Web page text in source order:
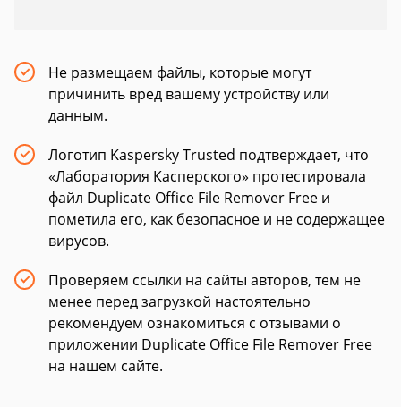
Не размещаем файлы, которые могут
причинить вред вашему устройству или
данным.
Логотип Kaspersky Trusted подтверждает, что
«Лаборатория Касперского» протестировала
файл Duplicate Office File Remover Free и
пометила его, как безопасное и не содержащее
вирусов.
Проверяем ссылки на сайты авторов, тем не
менее перед загрузкой настоятельно
рекомендуем ознакомиться с отзывами о
приложении Duplicate Office File Remover Free
на нашем сайте.